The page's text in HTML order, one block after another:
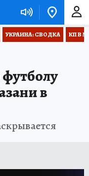
УКРАИНА: СВОДКА КП В
в